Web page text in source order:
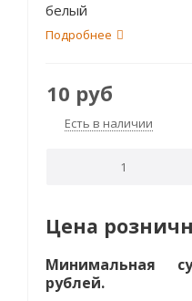
белый
Подробнее
10 руб
Есть в наличии
Цена
Минимальная
рублей.